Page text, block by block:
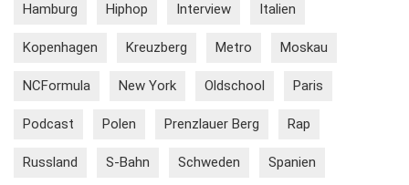
Hamburg Hiphop Interview Italien
Kopenhagen Kreuzberg Metro Moskau
NCFormula New York Oldschool Paris
Podcast Polen Prenzlauer Berg Rap
Russland S-Bahn Schweden Spanien